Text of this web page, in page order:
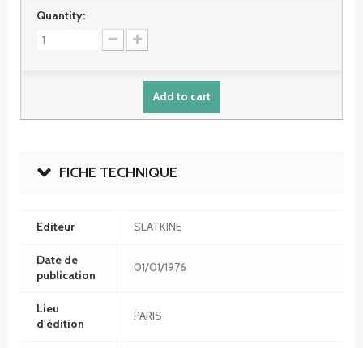
Quantity:
Add to cart
FICHE TECHNIQUE
Editeur SLATKINE
Date de
publication
01/01/1976
Lieu
d'édition
PARIS